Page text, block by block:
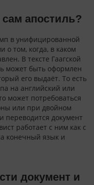
апостиль?
в унифицированной
о том, когда, в каком
В тексте Гаагской
может быть оформлен
его выдаёт. То есть
на английский или
может потребоваться
или при двойном
переводится документ
работает с ним как с
конечный язык и
документ и